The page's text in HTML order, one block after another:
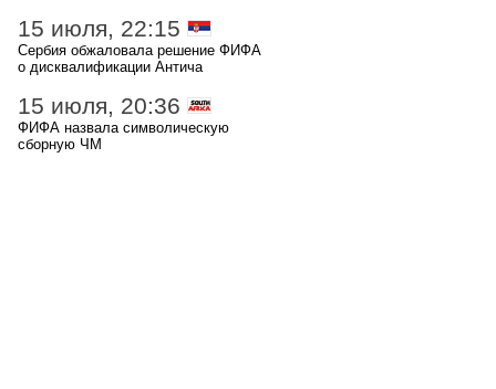
15 июля, 22:15
Сербия обжаловала решение ФИФА
о дисквалификации Антича
15 июля, 20:36
ФИФА назвала символическую
сборную ЧМ